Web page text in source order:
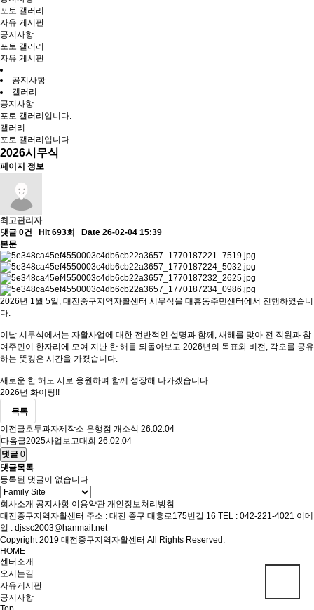
포토 갤러리
자유 게시판
공지사항
포토 갤러리
자유 게시판
공지사항
갤러리
공지사항
포토 갤러리입니다.
갤러리
포토 갤러리입니다.
2026시무식
페이지 정보
최고관리자
댓글 0건
Hit 693회
Date 26-02-04 15:39
본문
2026년 1월 5일, 대전중구지역자활센터 시무식을 대흥동주민센터에서 진행하였습니
다.
이날 시무식에서는 자활사업에 대한 전반적인 설명과 함께, 새해를 맞아 전 직원과 참
여주민이 한자리에 모여 지난 한 해를 되돌아보고 2026년의 목표와 비전, 각오를 공유
하는 뜻깊은 시간을 가졌습니다.
새로운 한 해도 서로 응원하며 함께 성장해 나가겠습니다.
2026년 화이팅!!
목록
이전글호두과자제작소 은행점 개소식 26.02.04
다음글2025사업보고대회 26.02.04
댓글 0
댓글목록
등록된 댓글이 없습니다.
회사소개 공지사항 이용약관 개인정보처리방침
대전중구지역자활센터 주소 : 대전 중구 대흥로175번길 16 TEL : 042-221-4021 이메
일 : djssc2003@hanmail.net
Copyright 2019 대전중구지역자활센터 All Rights Reserved.
HOME
센터소개
오시는길
자유게시판
공지사항